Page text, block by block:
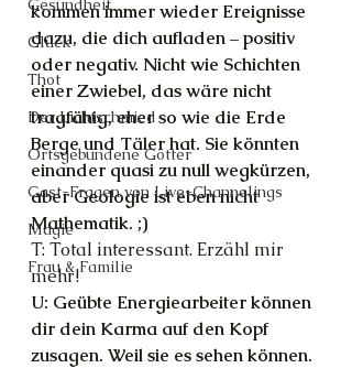
Gesundheit
Glück
Thot
Der Lichtschmied
Ortsgebundene Götter
Gast-Fragen von Live-Channelings
Magie
Frau & Familie
kommen immer wieder Ereignisse
dazu, die dich aufladen – positiv
oder negativ. Nicht wie Schichten
einer Zwiebel, das wäre nicht
tragfähig, eher so wie die Erde
Berge und Täler hat. Sie könnten
einander quasi zu null wegkürzen,
aber Geologie ist eben nicht
Mathematik. ;)
T: Total interessant. Erzähl mir
mehr!
U: Geübte Energiearbeiter können
dir dein Karma auf den Kopf
zusagen. Weil sie es sehen können.